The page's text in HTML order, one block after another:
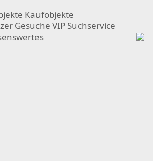
Kaufobjekte
Gesuche VIP Suchservice